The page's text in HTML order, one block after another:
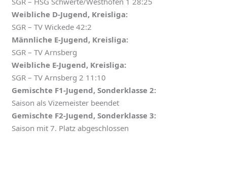
Weibliche D-Jugend, Kreisliga:
SGR – TV Wickede 42:2
Männliche E-Jugend, Kreisliga:
SGR – TV Arnsberg
Weibliche E-Jugend, Kreisliga:
SGR – TV Arnsberg 2 11:10
Gemischte F1-Jugend, Sonderklasse 2:
Saison als Vizemeister beendet
Gemischte F2-Jugend, Sonderklasse 3:
Saison mit 7. Platz abgeschlossen